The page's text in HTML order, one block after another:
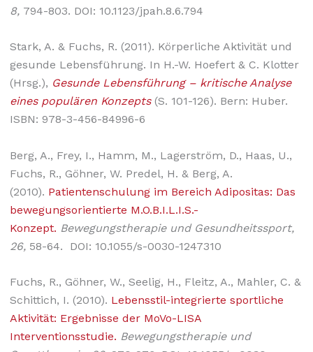
8, 794-803. DOI: 10.1123/jpah.8.6.794
Stark, A. & Fuchs, R. (2011). Körperliche Aktivität und
gesunde Lebensführung. In H.-W. Hoefert & C. Klotter
(Hrsg.), Gesunde Lebensführung – kritische Analyse
eines populären Konzepts(S. 101-126). Bern: Huber.
ISBN: 978-3-456-84996-6
Berg, A., Frey, I., Hamm, M., Lagerström, D., Haas, U.,
Fuchs, R., Göhner, W. Predel, H. & Berg, A.
(2010). Patientenschulung im Bereich Adipositas: Das
bewegungsorientierte M.O.B.I.L.I.S.-
Konzept. Bewegungstherapie und Gesundheitssport,
26,58-64. DOI: 10.1055/s-0030-1247310
Fuchs, R., Göhner, W., Seelig, H., Fleitz, A., Mahler, C. &
Schittich, I. (2010). Lebensstil-integrierte sportliche
Aktivität: Ergebnisse der MoVo-LISA
Interventionsstudie. Bewegungstherapie und